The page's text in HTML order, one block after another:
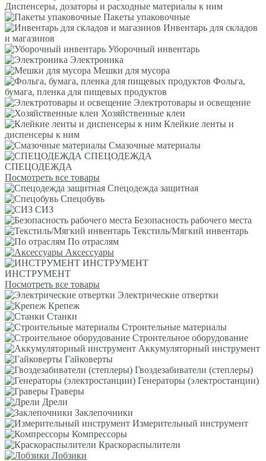
Диспенсеры, дозаторы и расходные материалы к ним
Пакеты упаковочные
Инвентарь для складов
и магазинов
Уборочный инвентарь
Электроника
Мешки для мусора
Фольга,
бумага, пленка для пищевых продуктов
Электротовары и освещение
Хозяйственные клеи
Клейкие ленты и
диспенсеры к ним
Смазочные материалы
СПЕЦОДЕЖДА
СПЕЦОДЕЖДА
Посмотреть все товары
Спецодежда защитная
Спецобувь
СИЗ
Безопасность рабочего места
Текстиль/Мягкий инвентарь
По отраслям
Аксессуары
ИНСТРУМЕНТ
ИНСТРУМЕНТ
Посмотреть все товары
Электрические отвертки
Крепеж
Станки
Строительные материалы
Строительное оборудование
Аккумуляторный инструмент
Гайковерты
Гвоздезабиватели (степлеры)
Генераторы (электростанции)
Граверы
Дрели
Заклепочники
Измерительный инструмент
Компрессоры
Краскораспылители
Лобзики